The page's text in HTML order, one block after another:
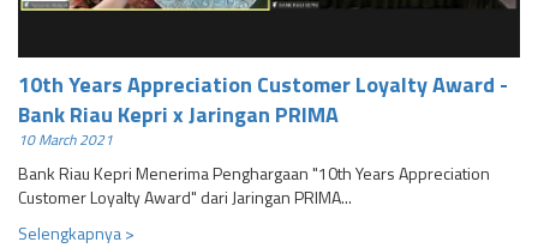
10th Years Appreciation Customer Loyalty Award -
Bank Riau Kepri x Jaringan PRIMA
10 March 2021
Bank Riau Kepri Menerima Penghargaan "10th Years Appreciation
Customer Loyalty Award" dari Jaringan PRIMA...
Selengkapnya >